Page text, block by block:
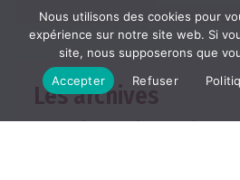
Les archives
2026 2025 2024 2023
Nous utilisons des cookies pour
expérience sur notre site web. Si
site, nous supposerons que
Accepter
Refuser